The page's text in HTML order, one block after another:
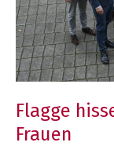
Flagge
Frauen